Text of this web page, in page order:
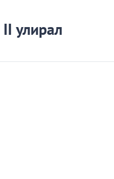
улирал